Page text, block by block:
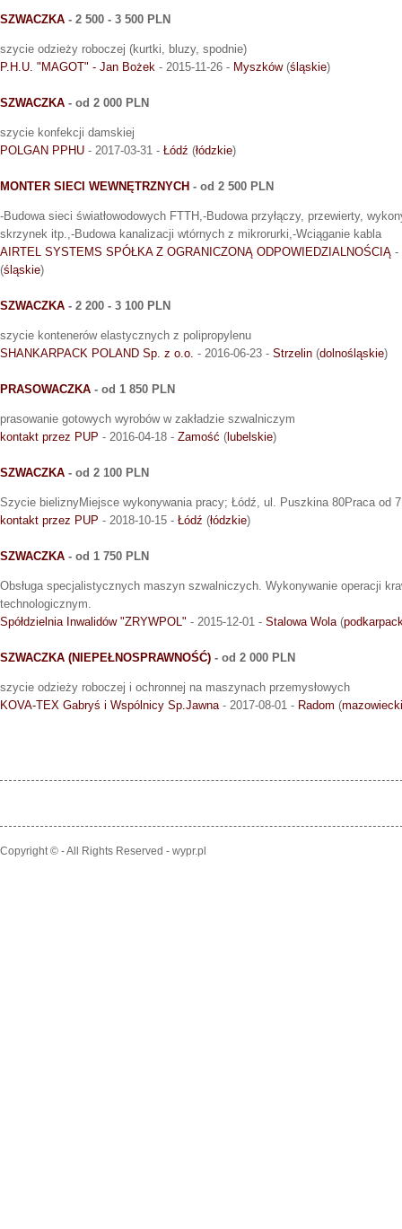
SZWACZKA - 2 500 - 3 500 PLN
szycie odzieży roboczej (kurtki, bluzy, spodnie)
P.H.U. "MAGOT" - Jan Bożek - 2015-11-26 - Myszków(śląskie)
SZWACZKA - od 2 000 PLN
szycie konfekcji damskiej
POLGAN PPHU - 2017-03-31 - Łódź (łódzkie)
MONTER SIECI WEWNĘTRZNYCH - od 2 500 PLN
-Budowa sieci światłowodowych FTTH,-Budowa przyłączy, przewierty,
skrzynek itp.,-Budowa kanalizacji wtórnych z mikrorurki,-Wciąganie kabla
AIRTEL SYSTEMS SPÓŁKA Z OGRANICZONĄ ODPOWIEDZIALNOŚCIĄ -
(śląskie)
SZWACZKA - 2 200 - 3 100 PLN
szycie kontenerów elastycznych z polipropylenu
SHANKARPACK POLAND Sp. z o.o. - 2016-06-23 - Strzelin (dolnośląskie)
PRASOWACZKA - od 1 850 PLN
prasowanie gotowych wyrobów w zakładzie szwalniczym
kontakt przez PUP - 2016-04-18 - Zamość (lubelskie)
SZWACZKA - od 2 100 PLN
Szycie bieliznyMiejsce wykonywania pracy; Łódź, ul. Puszkina 80Praca od
kontakt przez PUP - 2018-10-15 - Łódź (łódzkie)
SZWACZKA - od 1 750 PLN
Obsługa specjalistycznych maszyn szwalniczych. Wykonywanie operacji
technologicznym.
Spółdzielnia Inwalidów "ZRYWPOL" - 2015-12-01 - Stalowa Wola (
SZWACZKA (NIEPEŁNOSPRAWNOŚĆ) - od 2 000 PLN
szycie odzieży roboczej i ochronnej na maszynach przemysłowych
KOVA-TEX Gabryś i Wspólnicy Sp.Jawna - 2017-08-01 - Radom (
Copyright © - All Rights Reserved - wypr.pl